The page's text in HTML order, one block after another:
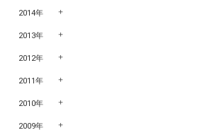
2014年
2013年
2012年
2011年
2010年
2009年